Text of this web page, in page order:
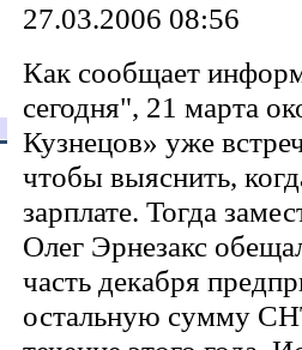
27.03.2006 08:56
Как сообщает
сегодня", 21 марта
Кузнецов» уже
чтобы выяснить,
зарплате. Тогда
Олег Эрнезакс
часть декабря
остальную сумму